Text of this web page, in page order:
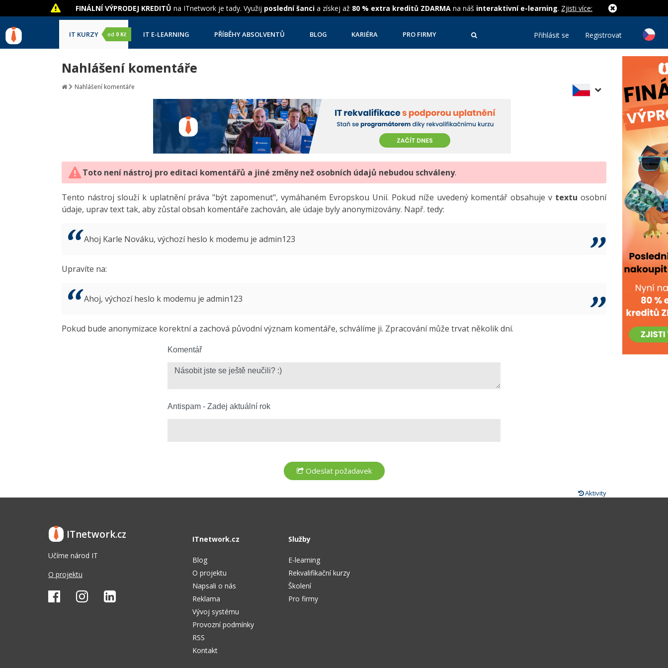
FINÁLNÍ VÝPRODEJ KREDITŮ na ITnetwork je tady. Využij poslední šanci a získej až 80 % extra kreditů ZDARMA na náš interaktivní e-learning. Zjisti více:
IT KURZY od 0 Kč IT E-LEARNING PŘÍBĚHY ABSOLVENTŮ BLOG KARIÉRA PRO FIRMY Přihlásit se Registrovat
Nahlášení komentáře
Nahlášení komentáře
Toto není nástroj pro editaci komentářů a jiné změny než osobních údajů nebudou schváleny.
Tento nástroj slouží k uplatnění práva "být zapomenut", vymáhaném Evropskou Unií. Pokud níže uvedený komentář obsahuje v textu osobní
údaje, uprav text tak, aby zůstal obsah komentáře zachován, ale údaje byly anonymizovány. Např. tedy:
Ahoj Karle Nováku, výchozí heslo k modemu je admin123
Upravíte na:
Ahoj, výchozí heslo k modemu je admin123
Pokud bude anonymizace korektní a zachová původní význam komentáře, schválíme ji. Zpracování může trvat několik dní.
Komentář
Antispam - Zadej aktuální rok
Aktivity
ITnetwork.cz
Učíme národ IT
O projektu
ITnetwork.cz
Blog
O projektu
Napsali o nás
Reklama
Vývoj systému
Provozní podmínky
RSS
Kontakt
Služby
E-learning
Rekvalifikační kurzy
Školení
Pro firmy